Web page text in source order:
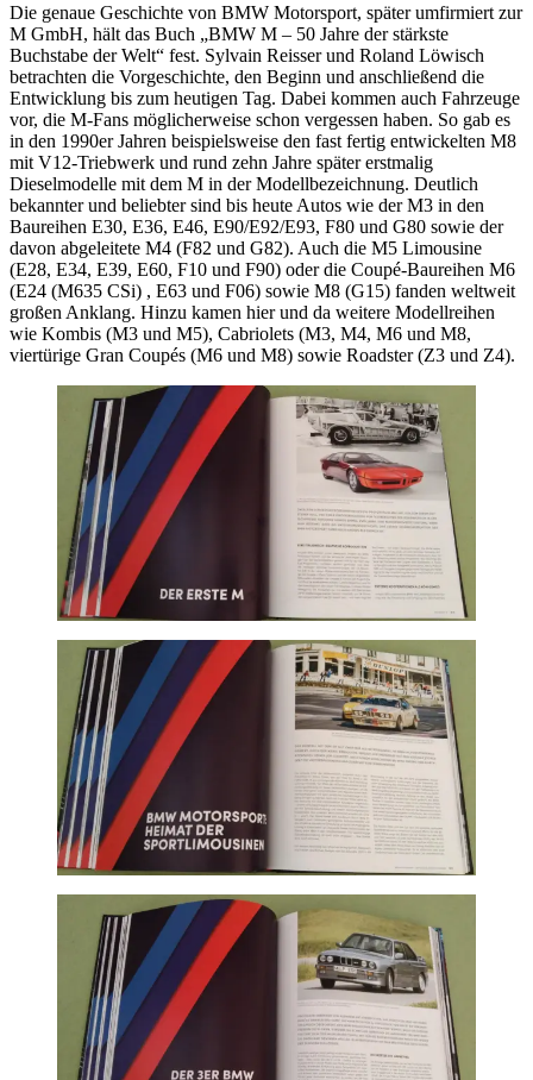
Die genaue Geschichte von BMW Motorsport, später umfirmiert zur
M GmbH, hält das Buch „BMW M – 50 Jahre der stärkste
Buchstabe der Welt“ fest. Sylvain Reisser und Roland Löwisch
betrachten die Vorgeschichte, den Beginn und anschließend die
Entwicklung bis zum heutigen Tag. Dabei kommen auch Fahrzeuge
vor, die M-Fans möglicherweise schon vergessen haben. So gab es
in den 1990er Jahren beispielsweise den fast fertig entwickelten M8
mit V12-Triebwerk und rund zehn Jahre später erstmalig
Dieselmodelle mit dem M in der Modellbezeichnung. Deutlich
bekannter und beliebter sind bis heute Autos wie der M3 in den
Baureihen E30, E36, E46, E90/E92/E93, F80 und G80 sowie der
davon abgeleitete M4 (F82 und G82). Auch die M5 Limousine
(E28, E34, E39, E60, F10 und F90) oder die Coupé-Baureihen M6
(E24 (M635 CSi) , E63 und F06) sowie M8 (G15) fanden weltweit
großen Anklang. Hinzu kamen hier und da weitere Modellreihen
wie Kombis (M3 und M5), Cabriolets (M3, M4, M6 und M8,
viertürige Gran Coupés (M6 und M8) sowie Roadster (Z3 und Z4).